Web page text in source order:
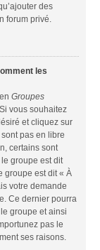
des
forum privé.
les
Groupes
vous souhaitez
et cliquez sur
pas en libre
certains sont
groupe est dit
groupe est dit « À
votre demande
Ce dernier pourra
groupe et ainsi
pas le
ses raisons.